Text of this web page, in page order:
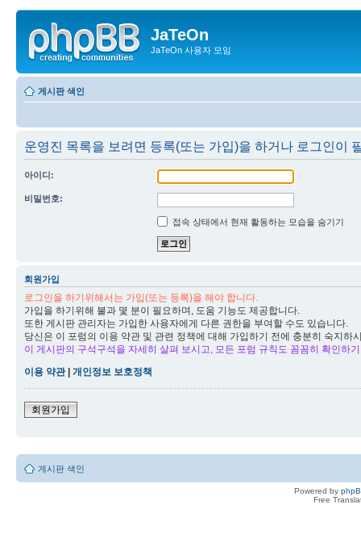
JaTeOn
JaTeOn 사용자 모임
게시판 색인
운영진 목록을 보려면 등록(또는 가입)을 하거나 로그인이
아이디:
비밀번호:
접속 상태에서 현재 활동하는 모습을 숨기기
회원가입
로그인을 하기위해서는 가입(또는 등록)을 해야 합니다.
가입을 하기위해 불과 몇 분이 필요하며, 도움 기능도 제공합니다.
또한 게시판 관리자는 가입한 사용자에게 다른 권한을 부여할 수도 있습니다.
당신은 이 포럼의 이용 약관 및 관련 정책에 대해 가입하기 전에 충분히 숙지하
이 게시판의 구석구석을 자세히 살펴 보시고, 모든 포럼 규칙도 꼼꼼히 확인하
이용 약관| 개인정보 보호정책
회원가입
게시판 색인
Powered by
Free